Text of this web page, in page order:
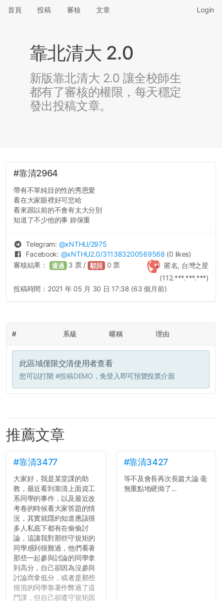
首頁 投稿 審核 文章 Login
靠北清大 2.0
新版靠北清大 2.0 讓全校師生
都有了審核的權限，每天穩定
發出投稿文章。
#靠清2964
帶有不單純目的性的秀恩愛
看在大家眼裡好可悲哈
看來跟以前的不會有太大分別
知道了不少他的事 妳保重
Telegram: @xNTHU/2975
Facebook: @xNTHU2.0/311383200569568 (0 likes)
匿名, 台灣之星
(112.***.***.***)
審核結果： 通過 3 票 / 駁回 0 票
投稿時間： 2021 年 05 月 30 日 17:38 (63 個月前)
# 系級 暱稱 理由
此區域僅限交清使用者查看
您可以打開 #投稿DEMO ，免登入即可預覽投票介面
推薦文章
#靠清3477
大家好，我是某堂課的助
教，最近看到靠清上面資工
系同學的事件，以及最近改
考卷的時候看大家答題的情
況，其實就隱約知道應該很
多人私底下都有在偷偷討
論，這讓我對那些守規矩的
同學感到很難過，他們看著
那些一起參與討論的同學拿
到高分，自己卻因為沒參與
討論而拿低分，或者是那些
很混的同學靠著作弊過了這
門課，但自己卻遵守規矩因
#靠清3427
等不及會長再次長篇大論 毫
無重點地硬拗了...